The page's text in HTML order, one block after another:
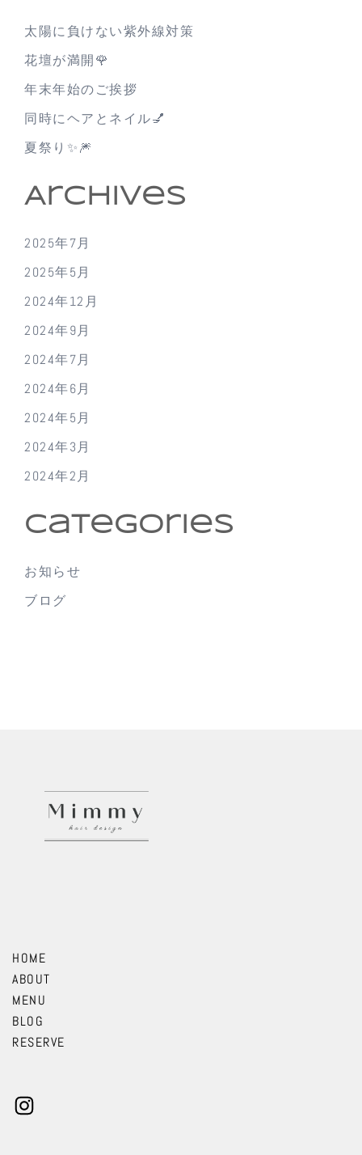
太陽に負けない紫外線対策
花壇が満開🌹
年末年始のご挨拶
同時にヘアとネイル💅
夏祭り✨🎆
Archives
2025年7月
2025年5月
2024年12月
2024年9月
2024年7月
2024年6月
2024年5月
2024年3月
2024年2月
Categories
お知らせ
ブログ
HOME
ABOUT
MENU
BLOG
RESERVE